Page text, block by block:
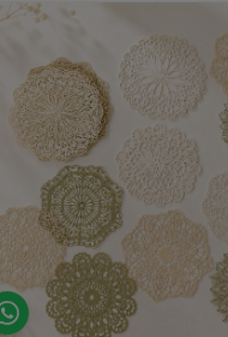
מעמד לבן ל־120 טושים – לאחסון מסודר, נוח ונגיש
צד אחד בעל ראש צ׳יזל רחב
גדולים, והצד השני בעל ראש דק
לפתוח את הספר, לבחור ציור,
ולצבוע מיד — בלי לחפש בכל פעם
לעצמך או לכל מי שאוהבת לצייר,